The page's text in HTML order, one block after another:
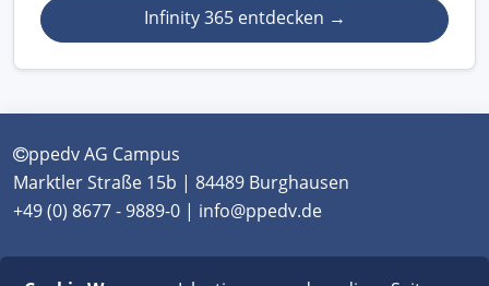
Infinity 365 entdecken →
ppedv AG Campus
Marktler Straße 15b | 84489 Burghausen
+49 (0) 8677 - 9889-0 | info@ppedv.de